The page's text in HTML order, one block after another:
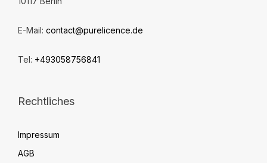
E-Mail: contact@purelicence.de
Tel: +493058756841
Rechtliches
Impressum
AGB